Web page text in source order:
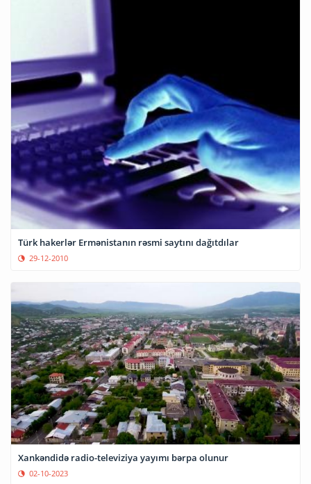
Türk hakerlər Ermənistanın rəsmi saytını dağıtdılar
29-12-2010
Xankəndidə radio-televiziya yayımı bərpa olunur
02-10-2023